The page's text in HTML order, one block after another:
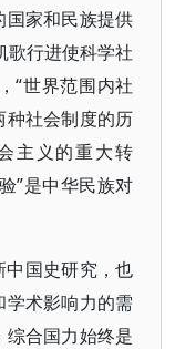
家和民族提供
歌行进使科学社
“世界范围内社
社会制度的历
主义的重大转
”是中华民族对
中国史研究，也
术影响力的需
合国力始终是